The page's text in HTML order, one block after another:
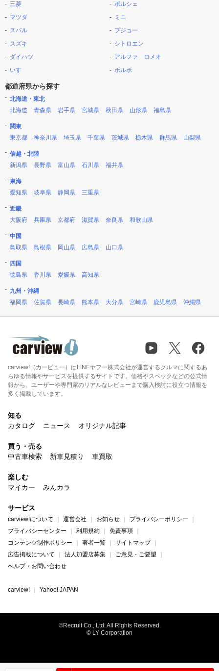
三菱
マツダ
スバル
スズキ
ダイハツ
いすゞ
ポルシェ
ミニ
プジョー
シトロエン
アルファ ロメオ
ボルボ
都道府県から探す
北海道・東北
北海道
青森県 岩手県 宮城県 秋田県 山形県 福島県
関東
東京都
神奈川県 埼玉県 千葉県 茨城県 栃木県 群馬県 山梨県
信越・北陸
新潟県
長野県 富山県 石川県 福井県
東海
愛知県
岐阜県 静岡県 三重県
近畿
大阪府
兵庫県 京都府 滋賀県 奈良県 和歌山県
中国
鳥取県
島根県 岡山県 広島県 山口県
四国
徳島県
香川県 愛媛県 高知県
九州・沖縄
福岡県
佐賀県 長崎県 熊本県 大分県 宮崎県 鹿児島県 沖縄県
carview!（カービュー）はLINEヤフー株式会社が運営するクルマに関するあ
らゆる情報やサービスを提供するサイトです。価格やスペックなどの公式情
報から、ユーザーや専門家のリアルなレビューまで購入検討に役立つ情報を
多く掲載しています。
知る
カタログ
ニュース オリジナル記事
買う・売る
中古車検索
新車見積り 車買取
楽しむ
マイカー
みんカラ
サービス
carview!について 運営会社 お知らせ
プライバシーポリシー
プライバシーセンター
利用規約
免責事項
コンテンツ制作ポリシー
著者一覧
サイトマップ
広告掲載について
法人加盟店募集
ご意見・ご要望
ヘルプ・お問い合わせ
carview! Yahoo! JAPAN
©Recruit Co., Ltd. All Rights Reserved.
© LY Corporation